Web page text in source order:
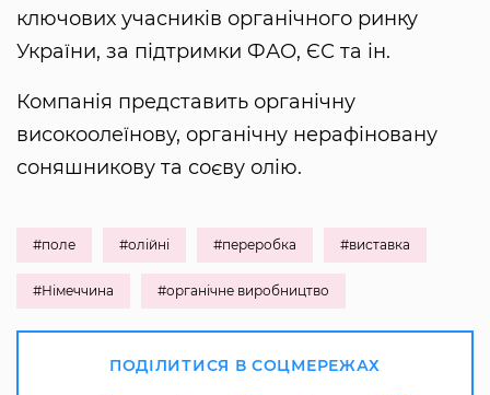
ключових учасників органічного ринку
України, за підтримки ФАО, ЄС та ін.
Компанія представить органічну
високоолеїнову, органічну нерафіновану
соняшникову та соєву олію.
#поле #олійні #переробка #виставка
#Німеччина #органічне виробництво
ПОДІЛИТИСЯ В СОЦМЕРЕЖАХ